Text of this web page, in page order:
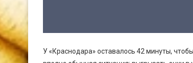
У «Краснодара» оставалось 42 минуты,